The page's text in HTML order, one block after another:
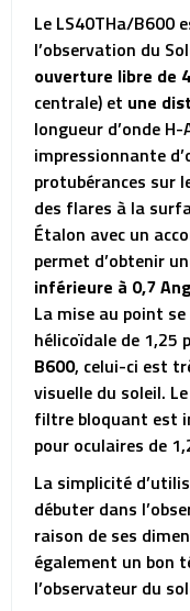
Le LS40THa/B600
l’observation du
ouverture libre de
centrale) et une
longueur d’onde
impressionnante
protubérances sur
des flares à la
Étalon avec un
permet d’obtenir
inférieure à 0,7
La mise au point
hélicoïdale de 1,25
B600, celui-ci est
visuelle du soleil.
filtre bloquant est
pour oculaires de
La simplicité
débuter dans
raison de ses
également un bon
l’observateur du